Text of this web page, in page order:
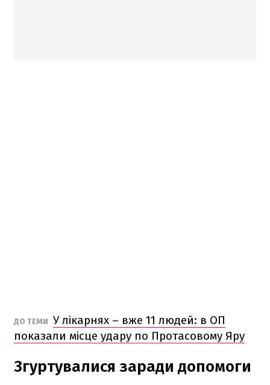
ДО ТЕМИ У лікарнях – вже 11 людей: в ОП
показали місце удару по Протасовому Яру
Згуртувалися заради допомоги